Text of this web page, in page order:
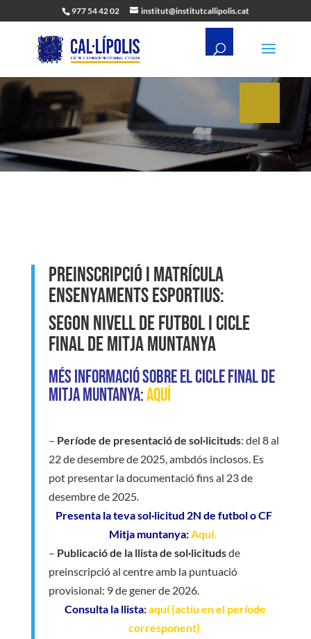
977 54 42 02 institut@institutcallipolis.cat
Preinscripció i matrícula
ensenyaments esportius:
Segon nivell de futbol i Cicle
final de mitja muntanya
Més informació sobre el Cicle Final de
mitja muntanya:aquí
– Període de presentació de sol·licituds: del 8 al
22 de desembre de 2025, ambdós inclosos. Es
pot presentar la documentació fins al 23 de
desembre de 2025.
Presenta la teva sol·licitud 2N de futbol o CF
Mitja muntanya:Aquí.
– Publicació de la llista de sol·licitudsde
preinscripció al centre amb la puntuació
provisional: 9 de gener de 2026.
Consulta la llista:aquí (actiu en el període
corresponent)